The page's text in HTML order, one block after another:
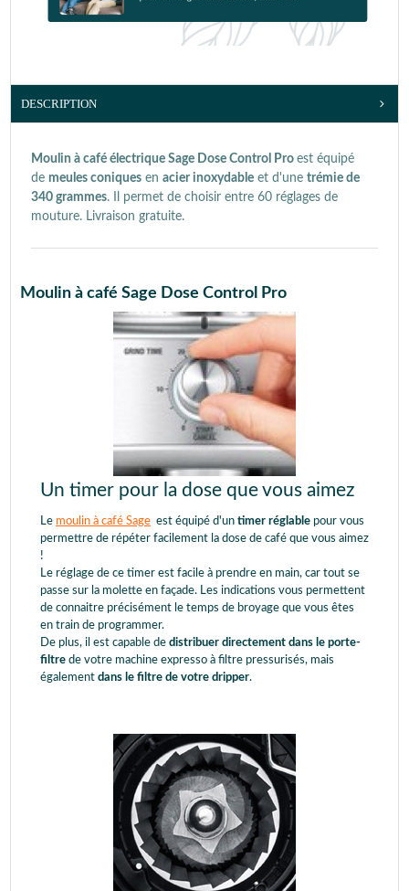
DESCRIPTION
Moulin à café électrique Sage Dose Control Pro est équipé
de meules coniques en acier inoxydable et d'une trémie de
340 grammes. Il permet de choisir entre 60 réglages de
mouture. Livraison gratuite.
Moulin à café Sage Dose Control Pro
Un timer pour la dose que vous aimez
Le moulin à café Sage est équipé d'un timer réglable pour vous
permettre de répéter facilement la dose de café que vous aimez
!
Le réglage de ce timer est facile à prendre en main, car tout se
passe sur la molette en façade. Les indications vous permettent
de connaitre précisément le temps de broyage que vous êtes
en train de programmer.
De plus, il est capable de distribuer directement dans le porte-
filtre de votre machine expresso à filtre pressurisés, mais
également dans le filtre de votre dripper.